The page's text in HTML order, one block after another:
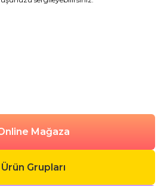
Mağaza
Ürün Grupları